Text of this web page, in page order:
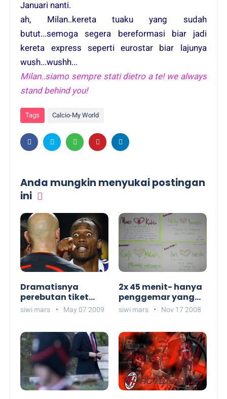
Januari nanti.
ah, Milan..kereta tuaku yang sudah
butut...semoga segera bereformasi biar jadi
kereta express seperti eurostar biar lajunya
wush...wushh...
Milan..siamo sempre stati dietro a te! we always
stand behind you!
Tags Calcio-My World
Anda mungkin menyukai postingan
ini
Dramatisnya
perebutan tiket
final ke Roma
siwi mars May 07 2009
2x 45 menit- hanya
penggemar yang
tau rasanya
siwi mars Nov 17 2008